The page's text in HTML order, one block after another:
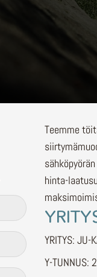
Teemme
hinta-
YRITYS: JU-
Y-TUNNUS: